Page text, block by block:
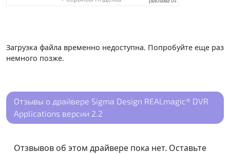
Загрузка файла временно недоступна. Попробуйте еще раз
немного позже.
Отзывы о драйвере Sigma Design REALmagic® DVR
Applications версии 2.2
Отзвывов об этом драйвере пока нет. Оставьте